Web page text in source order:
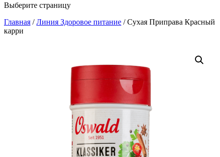
Выберите страницу
Главная /Линия Здоровое питание / Сухая Приправа Красный
карри